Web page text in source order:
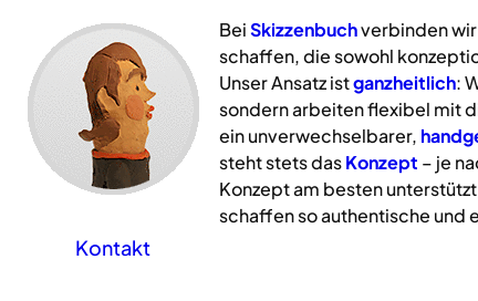
Kontakt
BeiSkizzenbuchverbinden wir
schaffen, die sowohl
Unser Ansatz istganzheitlich:
sondern arbeiten flexibel mit
ein unverwechselbarer,
steht stets dasKonzept – je
Konzept am besten
schaffen so authentische und